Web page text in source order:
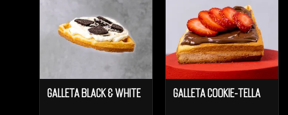
Galleta Black & White Galleta Cookie-Tella